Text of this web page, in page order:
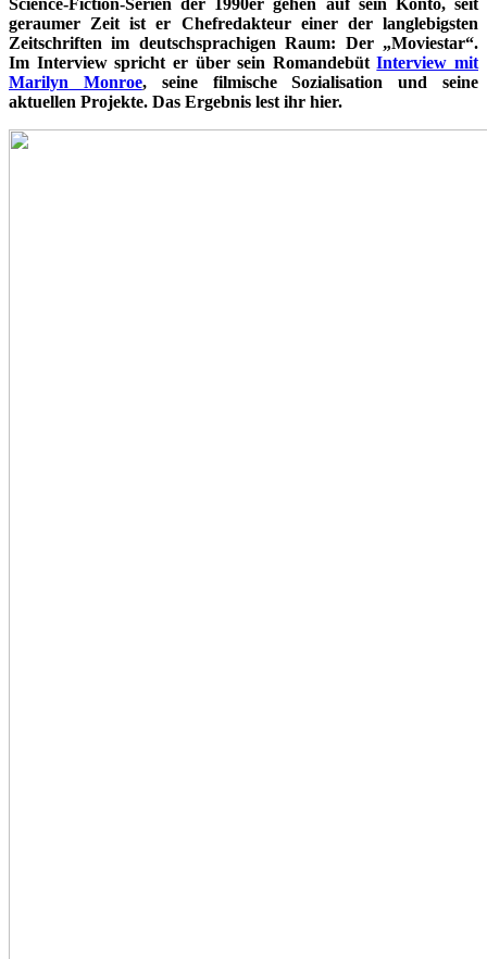
Science-Fiction-Serien der 1990er gehen auf sein Konto, seit
geraumer Zeit ist er Chefredakteur einer der langlebigsten
Zeitschriften im deutschsprachigen Raum: Der „Moviestar“.
Im Interview spricht er über sein RomandebütInterview mit
Marilyn Monroe, seine filmische Sozialisation und seine
aktuellen Projekte. Das Ergebnis lest ihr hier.